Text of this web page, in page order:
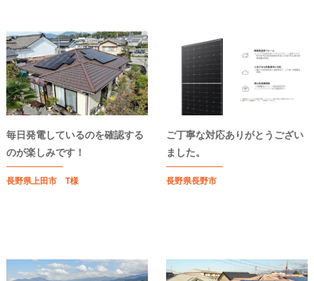
毎日発電しているのを確認する
のが楽しみです！
長野県上田市 T様
ご丁寧な対応ありがとうござい
ました。
長野県長野市